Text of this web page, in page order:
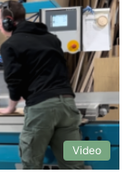
Video